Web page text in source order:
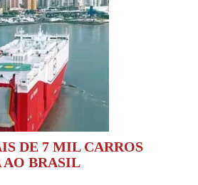
DE 7 MIL CARROS
AO BRASIL